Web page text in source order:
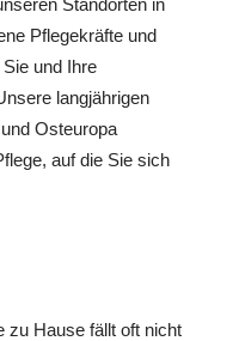
Standorten in
Pflegekräfte und
und Ihre
langjährigen
und Osteuropa
auf die Sie sich
zu Hause fällt oft nicht